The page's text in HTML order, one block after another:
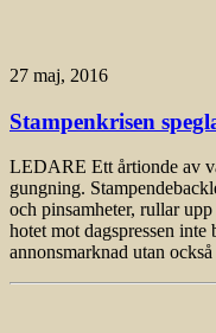
27 maj, 2016
Stampenkrisen
LEDARE Ett årtionde av
gungning.
och pinsamheter, rullar
hotet mot dagspressen
annonsmarknad utan